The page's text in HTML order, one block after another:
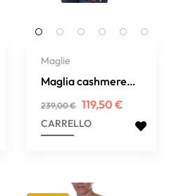
Maglie
Maglia cashmere
collo a cascata
Prezzo
regolare
239,00 € Prezzo
119,50 €
CARRELLO